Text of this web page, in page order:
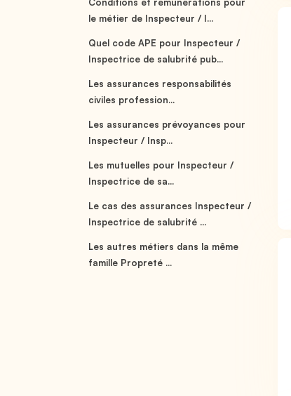
le métier de Inspecteur / I...
Quel code APE pour Inspecteur /
Inspectrice de salubrité pub...
Les assurances responsabilités
civiles profession...
Les assurances prévoyances pour
Inspecteur / Insp...
Les mutuelles pour Inspecteur /
Inspectrice de sa...
Le cas des assurances Inspecteur /
Inspectrice de salubrité ...
Les autres métiers dans la même
famille Propreté ...